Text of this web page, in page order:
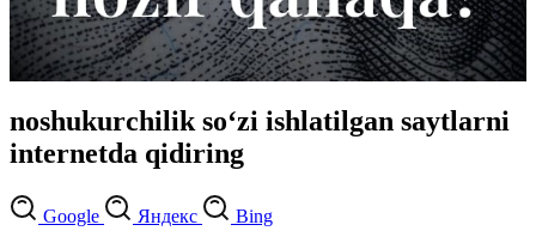
noshukurchilik so‘zi ishlatilgan saytlarni
internetda qidiring
Google Яндекс Bing